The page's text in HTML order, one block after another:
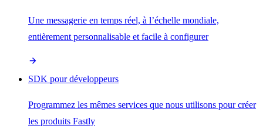
Une messagerie en temps réel, à l’échelle mondiale,
entièrement personnalisable et facile à configurer
SDK pour développeurs
Programmez les mêmes services que nous utilisons pour créer
les produits Fastly